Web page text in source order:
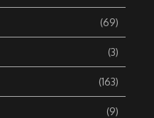
(69)
(3)
(163)
(9)